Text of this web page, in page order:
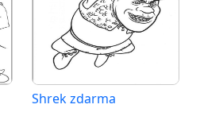
Shrek zdarma